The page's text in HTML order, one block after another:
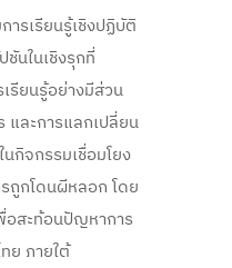
รเรียนรู้เชิงปฏิบัติ
นในเชิงรุกที่
รียนรู้อย่างมีส่วน
และการแลกเปลี่ยน
กิจกรรมเชื่อมโยง
ถูกโดนผีหลอก โดย
อสะท้อนปัญหาการ
ย ภายใต้